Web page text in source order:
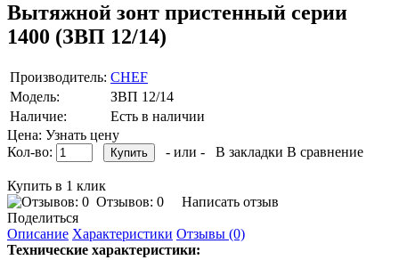
Вытяжной зонт пристенный серии
1400 (ЗВП 12/14)
Производитель: CHEF
Модель:
ЗВП 12/14
Наличие:
Есть в наличии
Цена: Узнать цену
Кол-во:
- или - В закладки В сравнение
Купить в 1 клик
Отзывов: 0
Написать отзыв
Поделиться
Описание Характеристики Отзывы (0)
Технические характеристики: